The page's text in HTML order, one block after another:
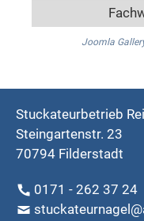
Joomla
Stuckateurbetrieb
Steingartenstr. 23
70794 Filderstadt
0171 - 262 37 24